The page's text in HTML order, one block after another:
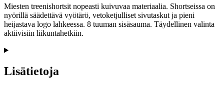
Miesten treenishortsit nopeasti kuivuvaa materiaalia. Shortseissa on
nyörillä säädettävä vyötärö, vetoketjulliset sivutaskut ja pieni
heijastava logo lahkeessa. 8 tuuman sisäsauma. Täydellinen valinta
aktiivisiin liikuntahetkiin.
Lisätietoja